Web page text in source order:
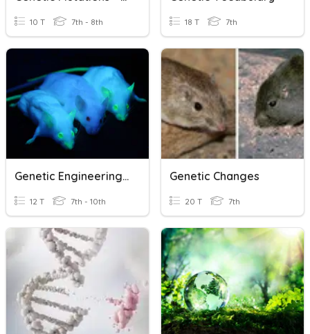
10 T 7th - 8th 18 T 7th
Genetic Engineering Vocab
12 T 7th - 10th
Genetic Changes
20 T 7th